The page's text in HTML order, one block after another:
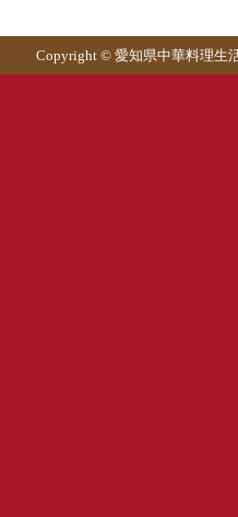
Copyright © 愛知県中華料理生